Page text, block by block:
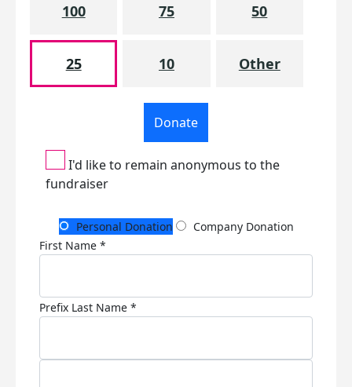
100 75 50
25 10 Other
Donate
I'd like to remain anonymous to the
fundraiser
Personal Donation
Company Donation
First Name *
Prefix Last Name *